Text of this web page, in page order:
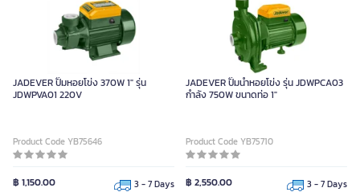
JADEVER ปั๊มหอยโข่ง 370W 1" รุ่น
JDWPVA01 220V
Product Code YB75646
฿ 1,150.00 3 - 7 Days
JADEVER ปั๊มน้ำหอยโข่ง รุ่น JDWPCA03
กำลัง 750W ขนาดท่อ 1"
Product Code YB75710
฿ 2,550.00 3 - 7 Days